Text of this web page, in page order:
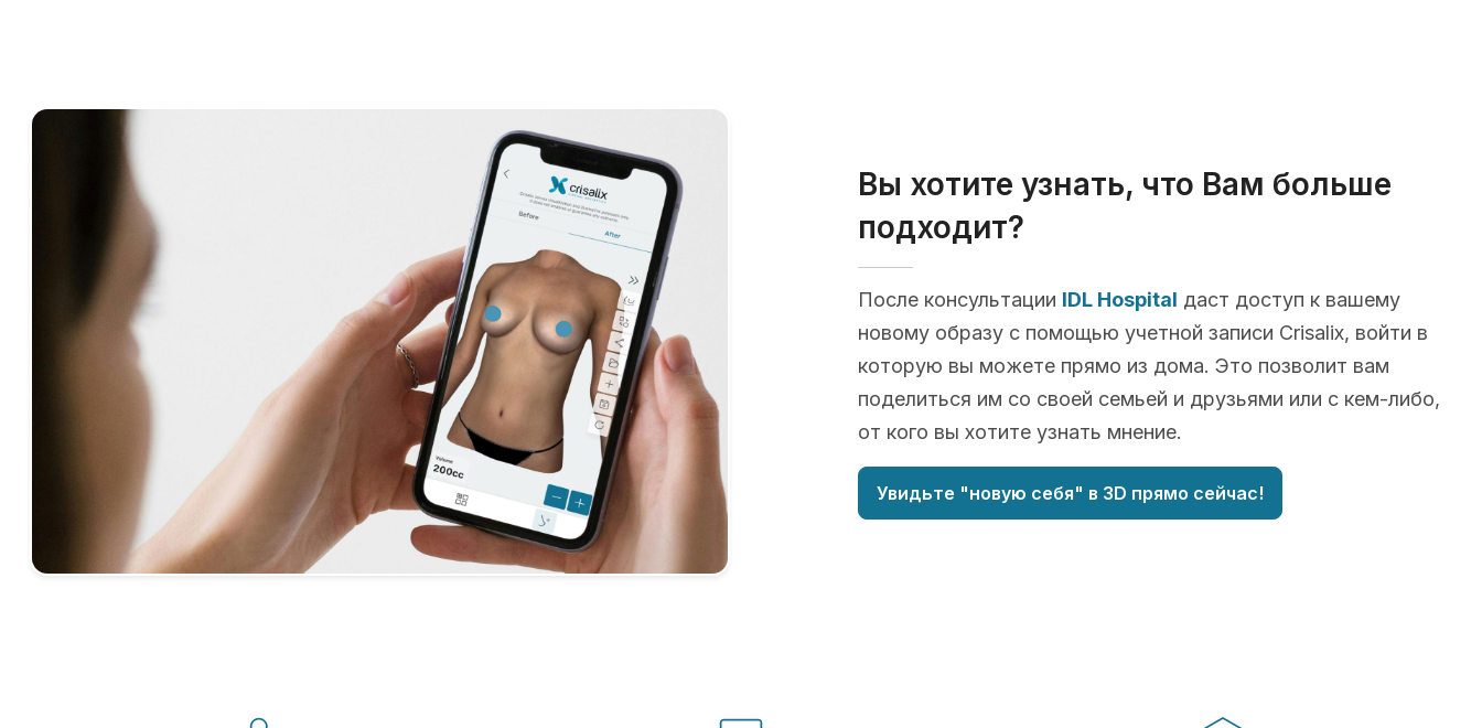
Вы хотите узнать, что Вам больше
подходит?
После консультации IDL Hospital даст доступ к вашему
новому образу с помощью учетной записи Crisalix, войти в
которую вы можете прямо из дома. Это позволит вам
поделиться им со своей семьей и друзьями или с кем-либо,
от кого вы хотите узнать мнение.
Увидьте "новую себя" в 3D прямо сейчас!